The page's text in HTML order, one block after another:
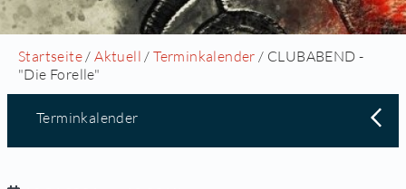
Startseite /Aktuell /Terminkalender / CLUBABEND -
"Die Forelle"
Terminkalender